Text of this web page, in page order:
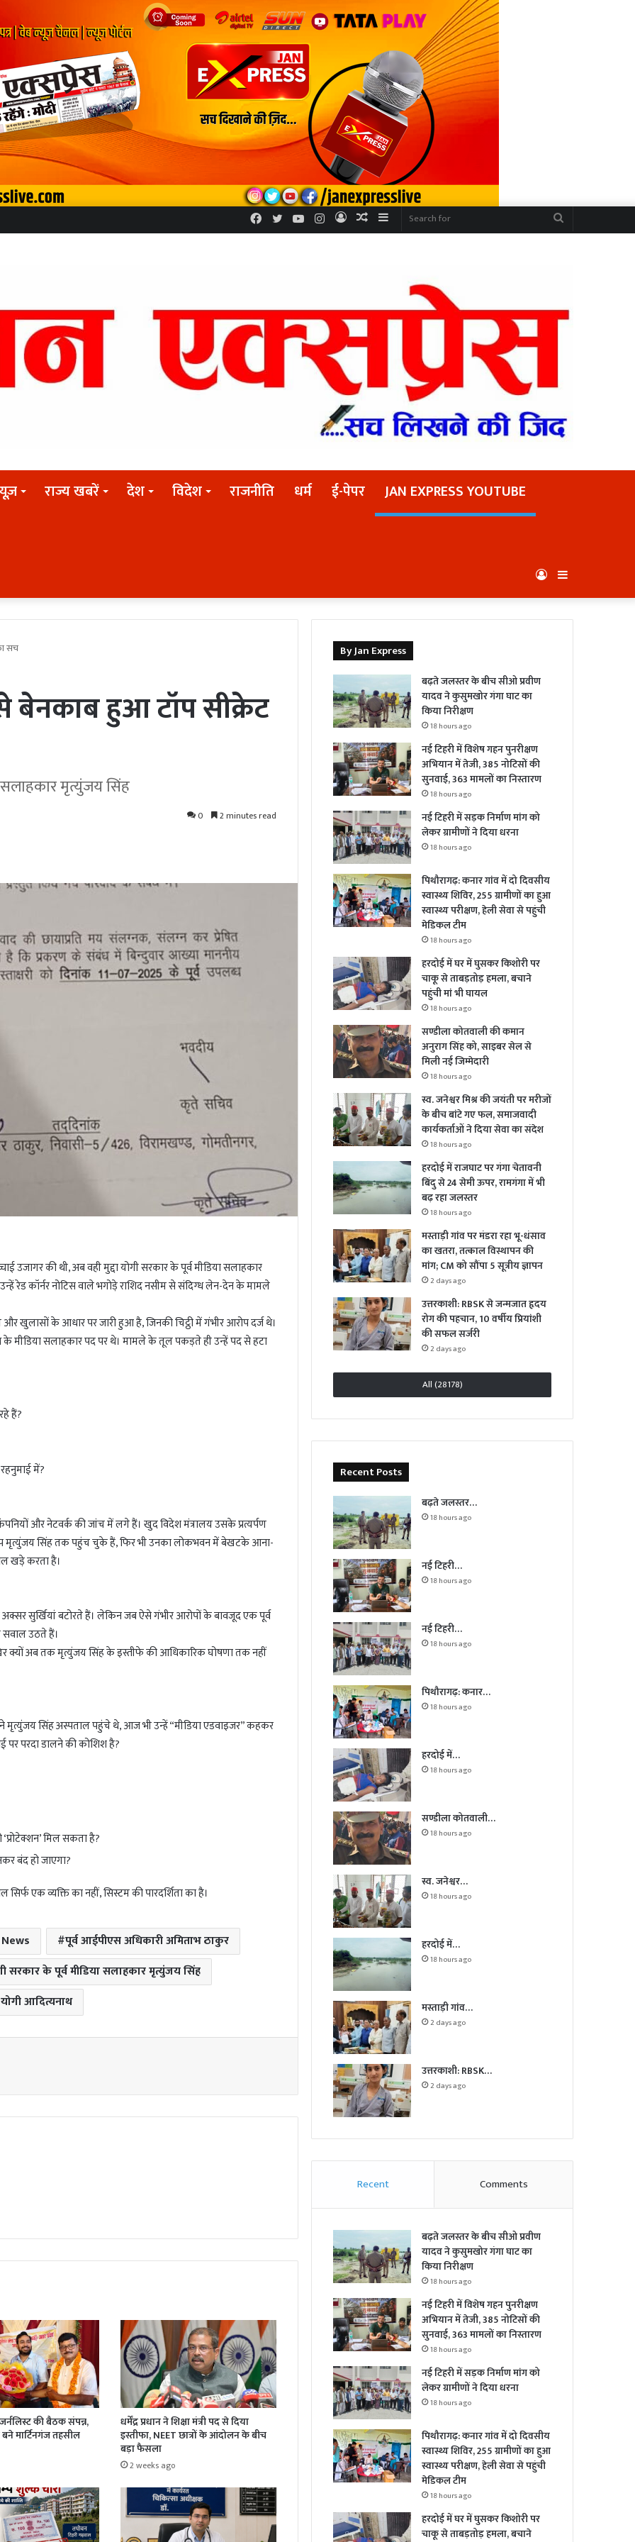
Sidebar
Random
Log
Instagram
YouTube
Twitter
Facebook
राज्य खबरें देश विदेश राजनीति धर्म ई-पेपर
JAN EXPRESS YOUTUBE
Log
In
सच
बेनकाब हुआ टॉप सीक्रेट
सलाहकार मृत्युंजय सिंह
0 2 minutes read
उजागर की थी, अब वही मुद्दा योगी सरकार के पूर्व मीडिया सलाहकार
रेड कॉर्नर नोटिस वाले भगोड़े राशिद नसीम से संदिग्ध लेन-देन के मामले
खुलासों के आधार पर जारी हुआ है, जिनकी चिट्ठी में गंभीर आरोप दर्ज थे।
मीडिया सलाहकार पद पर थे। मामले के तूल पकड़ते ही उन्हें पद से हटा
हैं?
में?
और नेटवर्क की जांच में लगे हैं। खुद विदेश मंत्रालय उसके प्रत्यर्पण
मृत्युंजय सिंह तक पहुंच चुके हैं, फिर भी उनका लोकभवन में बेखटके आना-
खड़े करता है।
अक्सर सुर्खियां बटोरते हैं। लेकिन जब ऐसे गंभीर आरोपों के बावजूद एक पूर्व
सवाल उठते हैं।
क्यों अब तक मृत्युंजय सिंह के इस्तीफे की आधिकारिक घोषणा तक नहीं
मृत्युंजय सिंह अस्पताल पहुंचे थे, आज भी उन्हें “मीडिया एडवाइजर” कहकर
पर परदा डालने की कोशिश है?
मिल सकता है?
बंद हो जाएगा?
एक व्यक्ति का नहीं, सिस्टम की पारदर्शिता का है।
पूर्व आईपीएस अधिकारी अमिताभ ठाकुर
सरकार के पूर्व मीडिया सलाहकार मृत्युंजय सिंह
आदित्यनाथ
की बैठक संपन्न,
मार्टिनगंज तहसील
धर्मेंद्र प्रधान ने शिक्षा मंत्री पद से दिया
इस्तीफा, NEET छात्रों के आंदोलन के बीच
बड़ा फैसला
2 weeks ago
By Jan Express
बढ़ते जलस्तर के बीच सीओ प्रवीण
यादव ने कुसुमखोर गंगा घाट का
किया निरीक्षण
18 hours ago
नई टिहरी में विशेष गहन पुनरीक्षण
अभियान में तेजी, 385 नोटिसों की
सुनवाई, 363 मामलों का निस्तारण
18 hours ago
नई टिहरी में सड़क निर्माण मांग को
लेकर ग्रामीणों ने दिया धरना
18 hours ago
पिथौरागढ़: कनार गांव में दो दिवसीय
स्वास्थ्य शिविर, 255 ग्रामीणों का हुआ
स्वास्थ्य परीक्षण, हेली सेवा से पहुंची
मेडिकल टीम
18 hours ago
हरदोई में घर में घुसकर किशोरी पर
चाकू से ताबड़तोड़ हमला, बचाने
पहुंची मां भी घायल
18 hours ago
सण्डीला कोतवाली की कमान
अनुराग सिंह को, साइबर सेल से
मिली नई जिम्मेदारी
18 hours ago
स्व. जनेश्वर मिश्र की जयंती पर मरीजों
के बीच बांटे गए फल, समाजवादी
कार्यकर्ताओं ने दिया सेवा का संदेश
18 hours ago
हरदोई में राजघाट पर गंगा चेतावनी
बिंदु से 24 सेमी ऊपर, रामगंगा में भी
बढ़ रहा जलस्तर
18 hours ago
मस्ताड़ी गांव पर मंडरा रहा भू-धंसाव
का खतरा, तत्काल विस्थापन की
मांग; CM को सौंपा 5 सूत्रीय ज्ञापन
2 days ago
उत्तरकाशी: RBSK से जन्मजात हृदय
रोग की पहचान, 10 वर्षीय प्रियांशी
की सफल सर्जरी
2 days ago
All (28178)
Recent Posts
बढ़ते जलस्तर…
18 hours ago
नई टिहरी…
18 hours ago
नई टिहरी…
18 hours ago
पिथौरागढ़: कनार…
18 hours ago
हरदोई में…
18 hours ago
सण्डीला कोतवाली…
18 hours ago
स्व. जनेश्वर…
18 hours ago
हरदोई में…
18 hours ago
मस्ताड़ी गांव…
2 days ago
उत्तरकाशी: RBSK…
2 days ago
Recent Comments
बढ़ते जलस्तर के बीच सीओ प्रवीण
यादव ने कुसुमखोर गंगा घाट का
किया निरीक्षण
18 hours ago
नई टिहरी में विशेष गहन पुनरीक्षण
अभियान में तेजी, 385 नोटिसों की
सुनवाई, 363 मामलों का निस्तारण
18 hours ago
नई टिहरी में सड़क निर्माण मांग को
लेकर ग्रामीणों ने दिया धरना
18 hours ago
पिथौरागढ़: कनार गांव में दो दिवसीय
स्वास्थ्य शिविर, 255 ग्रामीणों का हुआ
स्वास्थ्य परीक्षण, हेली सेवा से पहुंची
मेडिकल टीम
18 hours ago
हरदोई में घर में घुसकर किशोरी पर
चाकू से ताबड़तोड़ हमला, बचाने